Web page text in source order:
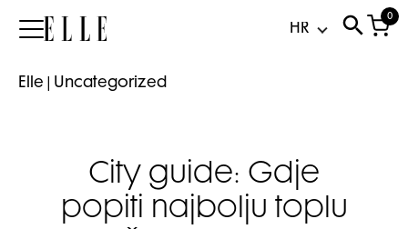
Elle
0
Elle Uncategorized
City guide: Gdje
popiti najbolju toplu